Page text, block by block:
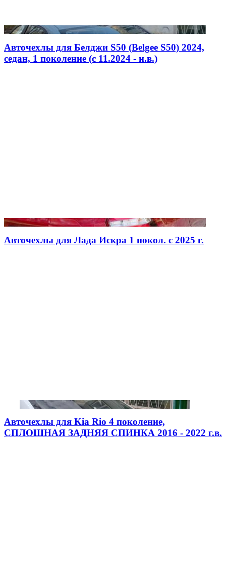
Авточехлы для Белджи S50 (Belgee S50) 2024,
седан, 1 поколение (c 11.2024 - н.в.)
Авточехлы для Лада Искра 1 покол. с 2025 г.
Авточехлы для Kia Rio 4 поколение,
СПЛОШНАЯ ЗАДНЯЯ СПИНКА 2016 - 2022 г.в.